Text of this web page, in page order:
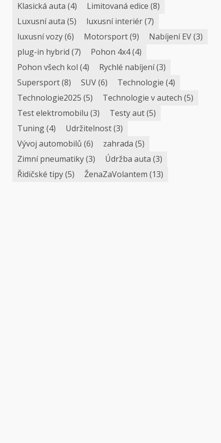
Klasická auta (4) Limitovaná edice (8)
Luxusní auta (5) luxusní interiér(7)
luxusní vozy(6) Motorsport(9) Nabíjení EV(3)
plug-in hybrid (7) Pohon 4x4(4)
Pohon všech kol (4) Rychlé nabíjení(3)
Supersport(8) SUV(6) Technologie (4)
Technologie2025 (5) Technologie v autech (5)
Test elektromobilu (3) Testy aut(5)
Tuning(4) Udržitelnost(3)
Vývoj automobilů (6) zahrada (5)
Zimní pneumatiky(3) Údržba auta (3)
Řidičské tipy(5) ŽenaZaVolantem (13)